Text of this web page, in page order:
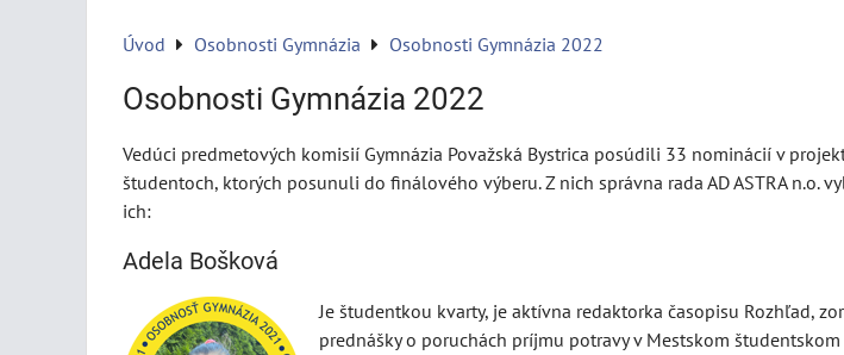
Úvod Osobnosti Gymnázia Osobnosti Gymnázia 2022
Osobnosti Gymnázia 2022
Vedúci predmetových komisií Gymnázia Považská Bystrica posúdili 33 nominácií v
študentoch, ktorých posunuli do finálového výberu. Z nich správna rada AD ASTRA n.o.
ich:
Adela Bošková
Je študentkou kvarty, je aktívna redaktorka časopisu Rozhľad,
prednášky o poruchách príjmu potravy v Mestskom